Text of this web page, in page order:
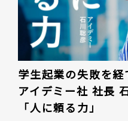
学生起業の失敗を経
アイデミー社 社長
「人に頼る力」